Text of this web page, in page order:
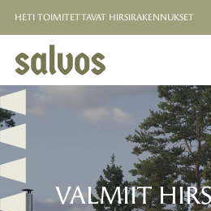
HETI TOIMITETTAVAT HIRSIRAKENNUKSET
VALMIIT